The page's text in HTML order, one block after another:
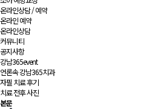
온라인상담 / 예약
온라인 예약
온라인상담
커뮤니티
공지사항
강남365event
언론속 강남365치과
자필 치료 후기
치료 전후 사진
본문